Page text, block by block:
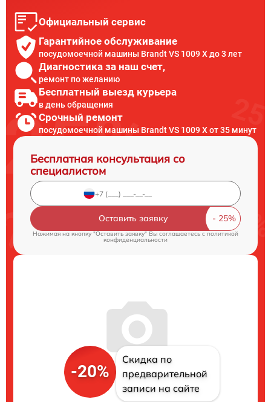
Официальный сервис
Гарантийное обслуживание
посудомоечной машины Brandt VS 1009 X до 3 лет
Диагностика за наш счет,
ремонт по желанию
Бесплатный выезд курьера
в день обращения
Срочный ремонт
посудомоечной машины Brandt VS 1009 X от 35 минут
Бесплатная консультация со
специалистом
Оставить заявку
Нажимая на кнопку "Оставить заявку" Вы соглашаетесь cполитикой
конфиденциальности
-20%
Скидка по
предварительной
записи на сайте